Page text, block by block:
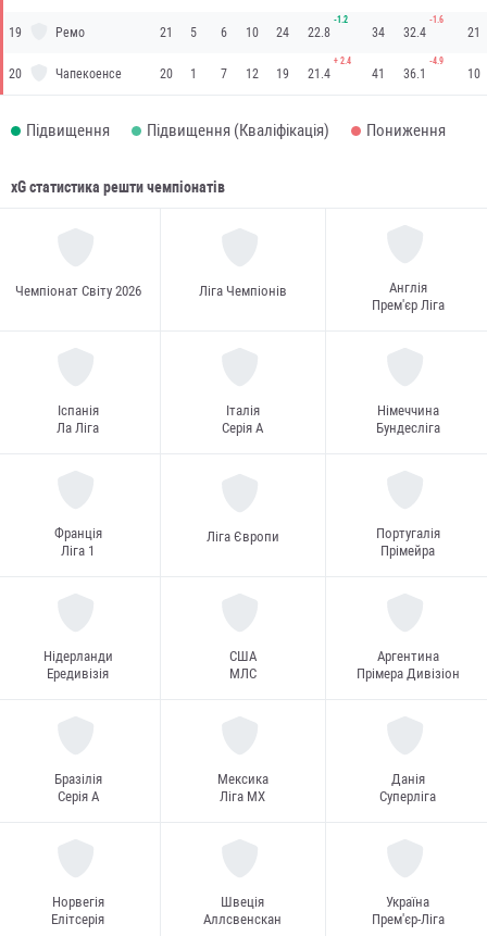
19 Ремо 21 5 6 10 24 22.8
-1.2
34 32.4
-1.6
21
20 Чапекоенсе 20 1 7 12 19 21.4
+ 2.4
41 36.1
-4.9
10
Підвищення Підвищення (Кваліфікація) Пониження
xG статистика решти чемпіонатів
Чемпіонат Світу 2026 Ліга Чемпіонів
Англія
Прем'єр Ліга
Іспанія
Ла Ліга
Італія
Серія А
Німеччина
Бундесліга
Франція
Ліга 1
Ліга Європи
Португалія
Прімейра
Нідерланди
Ередивізія
США
МЛС
Аргентина
Прімера Дивізіон
Бразілія
Серія А
Мексика
Ліга MX
Данія
Суперліга
Норвегія
Елітсерія
Швеція
Аллсвенскан
Україна
Прем'єр-Ліга